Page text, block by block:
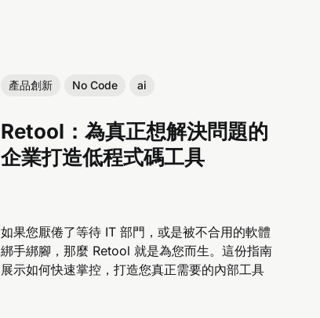
產品創新 No Code ai
Retool：為真正想解決問題的
企業打造低程式碼工具
如果您厭倦了等待 IT 部門，或是被不合用的軟體
綁手綁腳，那麼 Retool 就是為您而生。這份指南
展示如何快速掌控，打造您真正需要的內部工具